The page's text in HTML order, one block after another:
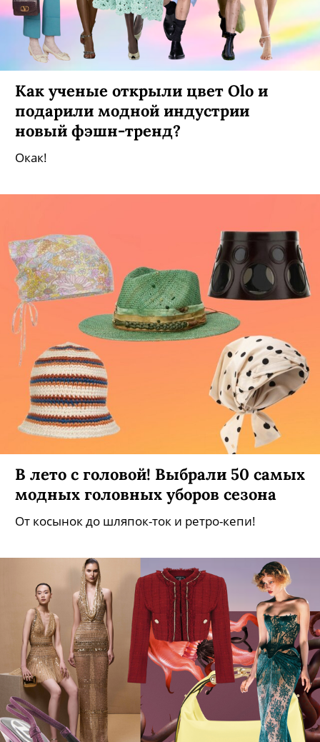
Как ученые открыли цвет Olo и
подарили модной индустрии
новый фэшн-тренд?
Окак!
В лето с головой! Выбрали 50 самых
модных головных уборов сезона